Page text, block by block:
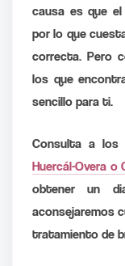
causa es que
por lo que
correcta. Pero
los que
sencillo para ti.
Consulta a los
Huercál-Overa o
obtener un
aconsejaremos
tratamiento de